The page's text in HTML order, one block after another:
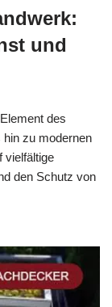
und
des
hin zu modernen
vielfältige
den Schutz von